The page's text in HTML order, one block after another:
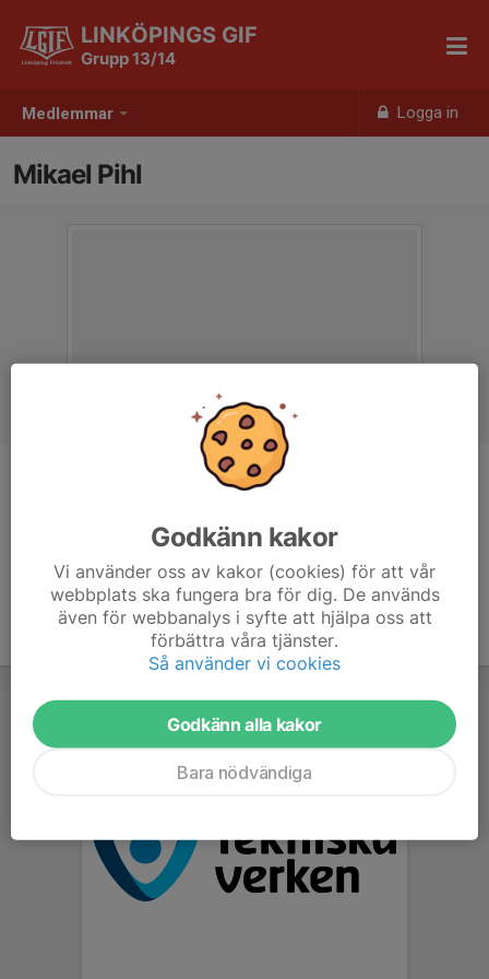
Medlemmar Logga in
LINKÖPINGS GIF
Grupp 13/14
Mikael Pihl
Tränare
Godkänn kakor
Vi använder oss av kakor (cookies) för att vår
webbplats ska fungera bra för dig. De används
även för webbanalys i syfte att hjälpa oss att
förbättra våra tjänster.
Så använder vi cookies
Godkänn alla kakor
Bara nödvändiga